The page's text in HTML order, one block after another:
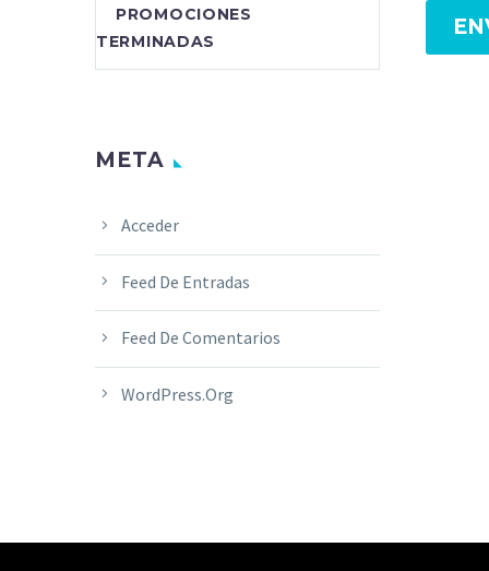
PROMOCIONES
TERMINADAS
META
Acceder
Feed De Entradas
Feed De Comentarios
WordPress.org